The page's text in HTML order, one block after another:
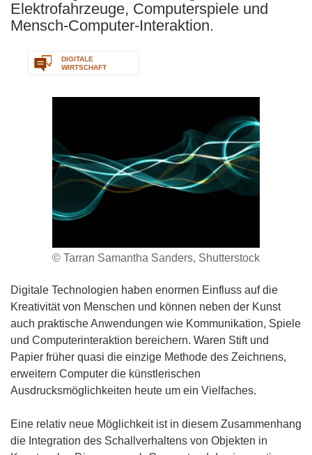
Elektrofahrzeuge, Computerspiele und
Mensch-Computer-Interaktion.
DIGITALE
WIRTSCHAFT
© Tarran Samantha Sanders, Shutterstock
Digitale Technologien haben enormen Einfluss auf die
Kreativität von Menschen und können neben der Kunst
auch praktische Anwendungen wie Kommunikation, Spiele
und Computerinteraktion bereichern. Waren Stift und
Papier früher quasi die einzige Methode des Zeichnens,
erweitern Computer die künstlerischen
Ausdrucksmöglichkeiten heute um ein Vielfaches.
Eine relativ neue Möglichkeit ist in diesem Zusammenhang
die Integration des Schallverhaltens von Objekten in